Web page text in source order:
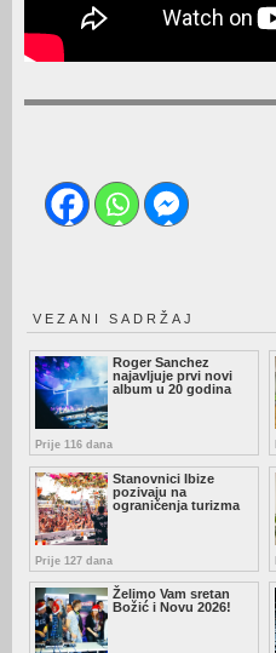
VEZANI SADRŽAJ
Roger Sanchez
najavljuje prvi novi
album u 20 godina
Prije 116 dana
Stanovnici Ibize
pozivaju na
ograničenja turizma
Prije 127 dana
Želimo Vam sretan
Božić i Novu 2026!